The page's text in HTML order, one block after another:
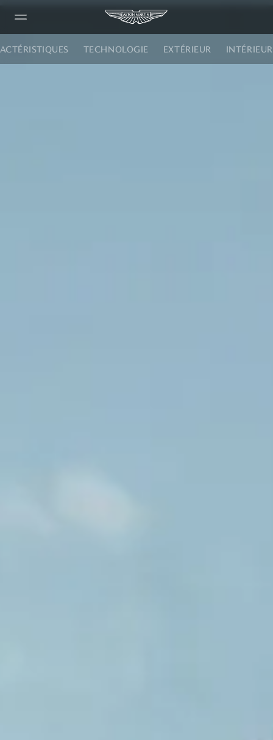
TECHNOLOGIE EXTÉRIEUR INTÉRIEUR